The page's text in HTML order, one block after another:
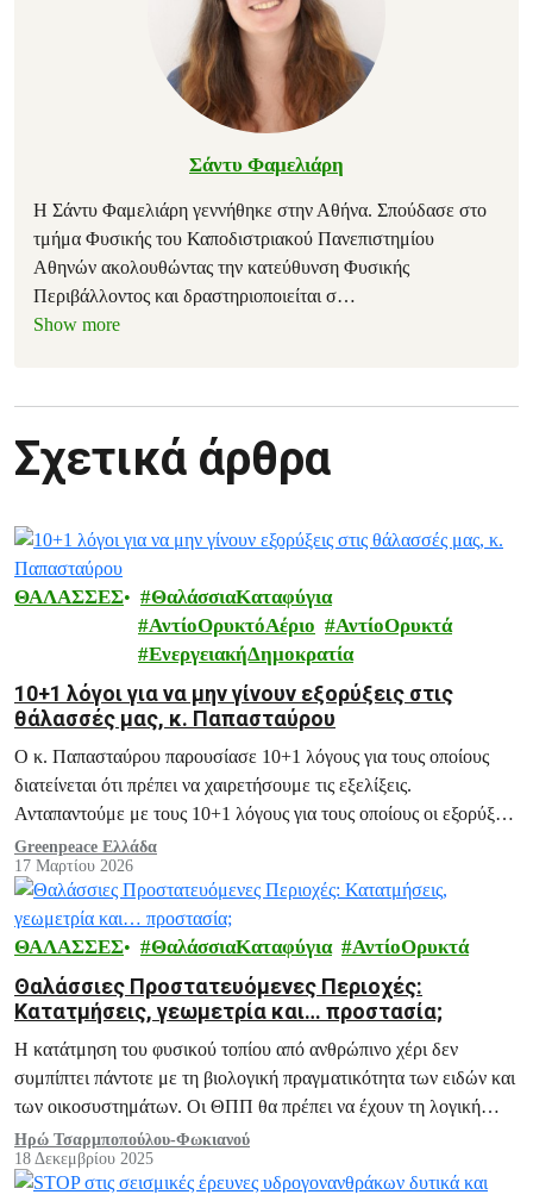
Σάντυ Φαμελιάρη
Η Σάντυ Φαμελιάρη γεννήθηκε στην Αθήνα. Σπούδασε στο
τμήμα Φυσικής του Καποδιστριακού Πανεπιστημίου
Αθηνών ακολουθώντας την κατεύθυνση Φυσικής
Περιβάλλοντος και δραστηριοποιείται σ…
Show more
Σχετικά άρθρα
ΘΑΛΑΣΣΕΣ
ΘαλάσσιαΚαταφύγια
ΑντίοΟρυκτόΑέριο
ΑντίοΟρυκτά
ΕνεργειακήΔημοκρατία
10+1 λόγοι για να μην γίνουν εξορύξεις στις
θάλασσές μας, κ. Παπασταύρου
Ο κ. Παπασταύρου παρουσίασε 10+1 λόγους για τους οποίους
διατείνεται ότι πρέπει να χαιρετήσουμε τις εξελίξεις.
Ανταπαντούμε με τους 10+1 λόγους για τους οποίους οι εξορύξεις
είναι πολιτικά, κοινωνικά, περιβαλλοντικά ζημιογόνες και ζητάμε
την ακύρωση των σχεδίων.
Greenpeace Ελλάδα
17 Μαρτίου 2026
ΘΑΛΑΣΣΕΣ ΘαλάσσιαΚαταφύγια ΑντίοΟρυκτά
Θαλάσσιες Προστατευόμενες Περιοχές:
Κατατμήσεις, γεωμετρία και… προστασία;
Η κατάτμηση του φυσικού τοπίου από ανθρώπινο χέρι δεν
συμπίπτει πάντοτε με τη βιολογική πραγματικότητα των ειδών και
των οικοσυστημάτων. Οι ΘΠΠ θα πρέπει να έχουν τη λογική
προστασίας του θαλάσσιου πλούτου ολιστικά από πολλαπλές
απειλές, όχι τμηματικά και με όρους.
Ηρώ Τσαρμποπούλου-Φωκιανού
18 Δεκεμβρίου 2025